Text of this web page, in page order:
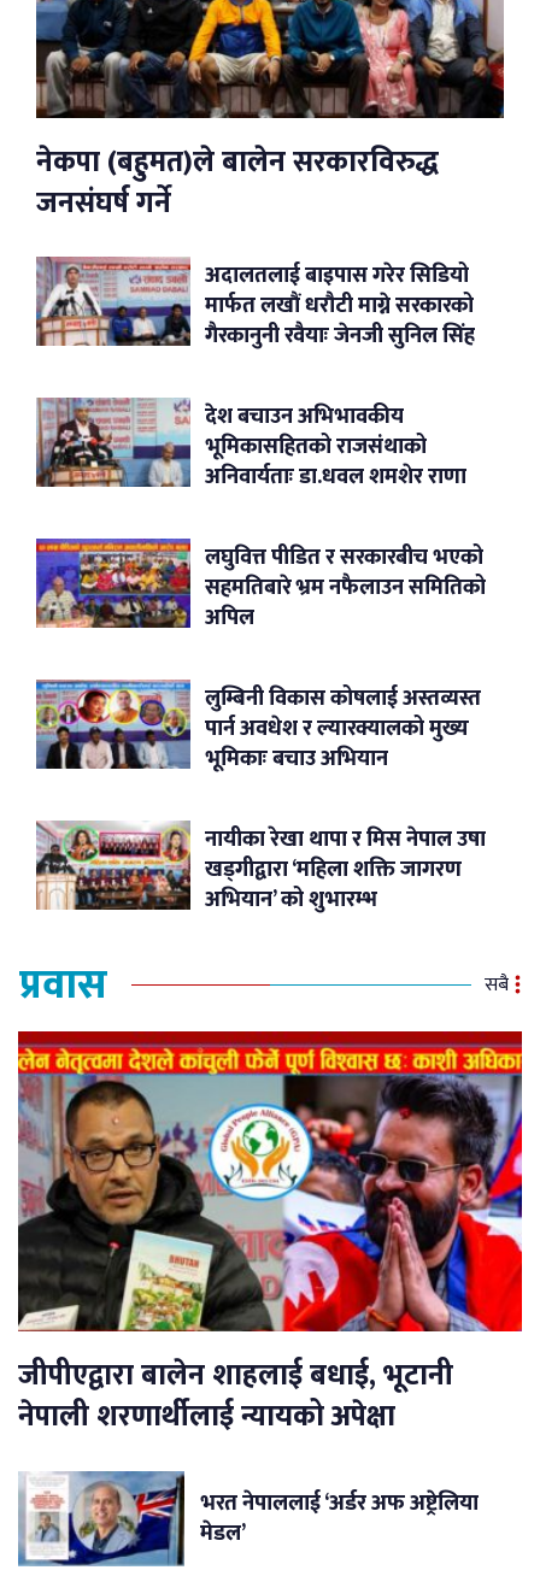
नेकपा (बहुमत)ले बालेन सरकारविरुद्ध
जनसंघर्ष गर्ने
अदालतलाई बाइपास गरेर सिडियो
मार्फत लखौं धरौटी माग्ने सरकारको
गैरकानुनी रवैयाः जेनजी सुनिल सिंह
देश बचाउन अभिभावकीय
भूमिकासहितको राजसंथाको
अनिवार्यताः डा.धवल शमशेर राणा
लघुवित्त पीडित र सरकारबीच भएको
सहमतिबारे भ्रम नफैलाउन समितिको
अपिल
लुम्बिनी विकास कोषलाई अस्तव्यस्त
पार्न अवधेश र ल्यारक्यालको मुख्य
भूमिकाः बचाउ अभियान
नायीका रेखा थापा र मिस नेपाल उषा
खड्गीद्वारा ‘महिला शक्ति जागरण
अभियान’ को शुभारम्भ
प्रवास सबै
जीपीएद्वारा बालेन शाहलाई बधाई, भूटानी
नेपाली शरणार्थीलाई न्यायको अपेक्षा
भरत नेपाललाई ‘अर्डर अफ अष्ट्रेलिया
मेडल’